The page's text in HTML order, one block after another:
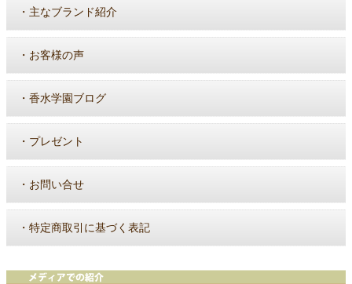
・ 主なブランド紹介
・ お客様の声
・ 香水学園ブログ
・ プレゼント
・ お問い合せ
・ 特定商取引に基づく表記